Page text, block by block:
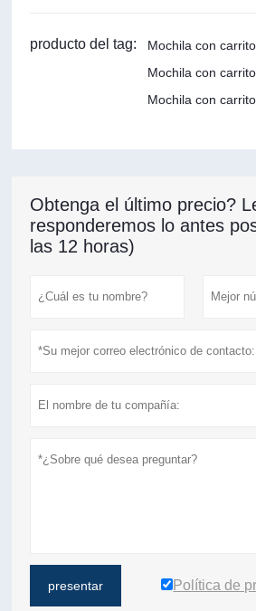
producto del tag:
Mochila con
Mochila con
Mochila con
Obtenga el último precio?
responderemos lo antes
las 12 horas)
presentar Política de